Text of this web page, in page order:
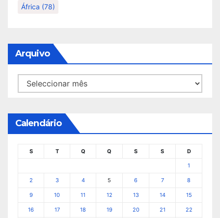
África (78)
Arquivo
Arquivo
Calendário
S T Q Q S S D
1
2 3 4 5 6 7 8
9 10 11 12 13 14 15
16 17 18 19 20 21 22